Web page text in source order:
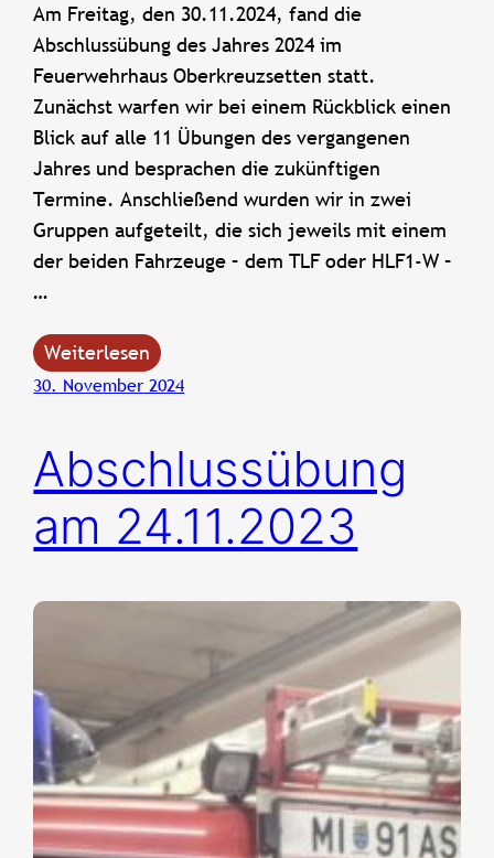
Am Freitag, den 30.11.2024, fand die
Abschlussübung des Jahres 2024 im
Feuerwehrhaus Oberkreuzsetten statt.
Zunächst warfen wir bei einem Rückblick einen
Blick auf alle 11 Übungen des vergangenen
Jahres und besprachen die zukünftigen
Termine. Anschließend wurden wir in zwei
Gruppen aufgeteilt, die sich jeweils mit einem
der beiden Fahrzeuge – dem TLF oder HLF1-W –
…
Weiterlesen
30. November 2024
Abschlussübung
am 24.11.2023